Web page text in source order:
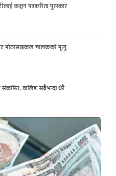
कञ्चन पत्रकरिता पुरस्कार
मोटरसाइकल चालकको मृत्यु
वालिङ सबैभन्दा धेरै